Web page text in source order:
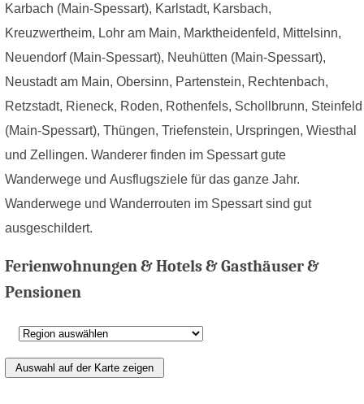
Karbach (Main-Spessart), Karlstadt, Karsbach,
Kreuzwertheim, Lohr am Main, Marktheidenfeld, Mittelsinn,
Neuendorf (Main-Spessart), Neuhütten (Main-Spessart),
Neustadt am Main, Obersinn, Partenstein, Rechtenbach,
Retzstadt, Rieneck, Roden, Rothenfels, Schollbrunn, Steinfeld
(Main-Spessart), Thüngen, Triefenstein, Urspringen, Wiesthal
und Zellingen. Wanderer finden im Spessart gute
Wanderwege und Ausflugsziele für das ganze Jahr.
Wanderwege und Wanderrouten im Spessart sind gut
ausgeschildert.
Ferienwohnungen & Hotels & Gasthäuser &
Pensionen